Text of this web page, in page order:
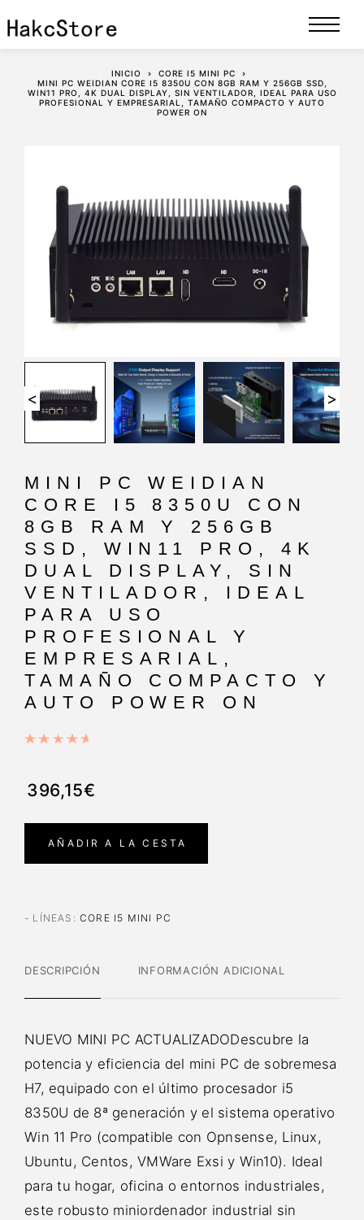
INICIO
CORE I5 MINI PC
MINI PC WEIDIAN CORE I5 8350U CON 8GB RAM Y 256GB SSD,
WIN11 PRO, 4K DUAL DISPLAY, SIN VENTILADOR, IDEAL PARA USO
PROFESIONAL Y EMPRESARIAL, TAMAÑO COMPACTO Y AUTO
POWER ON
< >
MINI PC WEIDIAN
CORE I5 8350U CON
8GB RAM Y 256GB
SSD, WIN11 PRO, 4K
DUAL DISPLAY, SIN
VENTILADOR, IDEAL
PARA USO
PROFESIONAL Y
EMPRESARIAL,
TAMAÑO COMPACTO Y
AUTO POWER ON
396,15€
AÑADIR A LA CESTA
- LÍNEAS :CORE I5 MINI PC
DESCRIPCIÓN INFORMACIÓN ADICIONAL
NUEVO MINI PC ACTUALIZADODescubre la
potencia y eficiencia del mini PC de sobremesa
H7, equipado con el último procesador i5
8350U de 8ª generación y el sistema operativo
Win 11 Pro (compatible con Opnsense, Linux,
Ubuntu, Centos, VMWare Exsi y Win10). Ideal
para tu hogar, oficina o entornos industriales,
este robusto miniordenador industrial sin